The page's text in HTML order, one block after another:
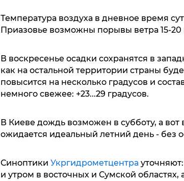
Температура воздуха в дневное время
Приазовье возможны порывы ветра 15-20
В воскресенье осадки сохранятся в
как на остальной территории страны
повысится на несколько градусов и
немного свежее: +23...29 градусов.
В Киеве дождь возможен в субботу, а вот
ожидается идеальный летний день - без
Синоптики Укргидрометцентра
и утром в восточных и Сумской областях,